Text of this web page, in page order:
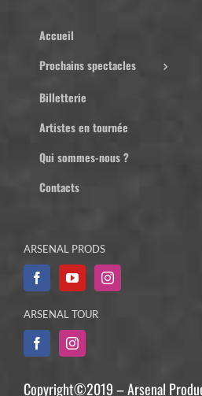
Accueil
Prochains spectacles
Billetterie
Artistes en tournée
Qui sommes-nous ?
Contacts
ARSENAL PRODS
ARSENAL TOUR
Copyright©2019 – Arsenal